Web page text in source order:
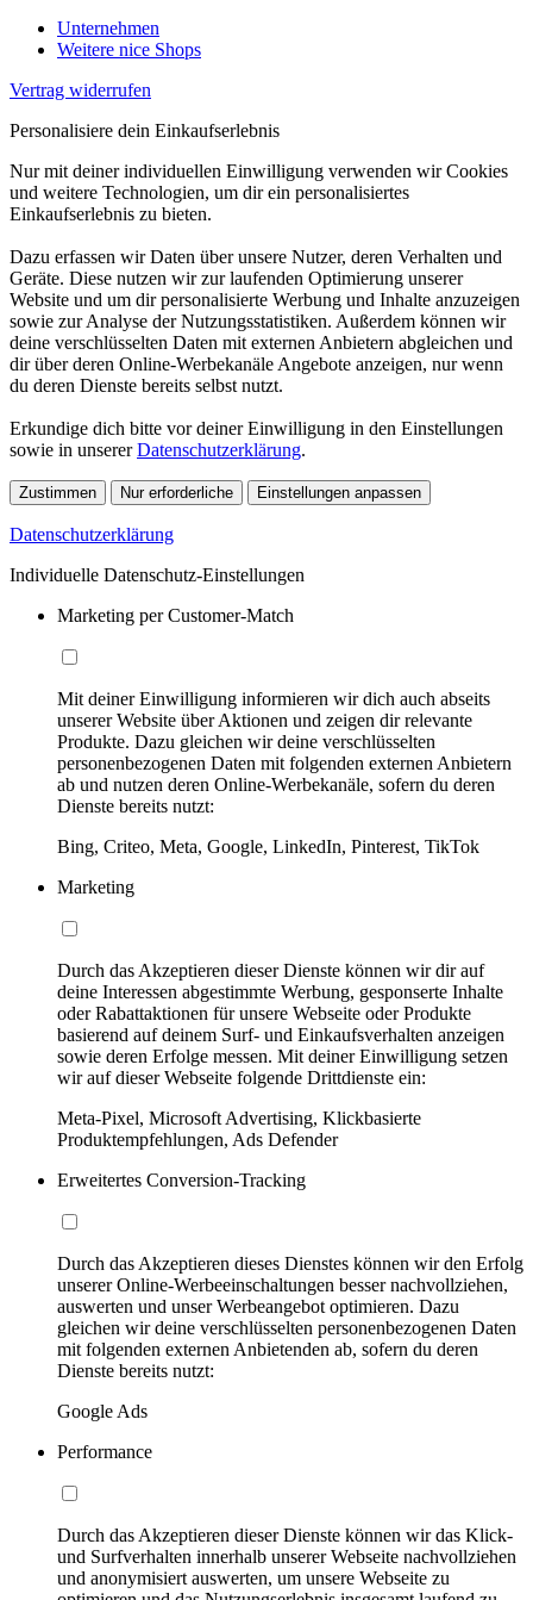
Unternehmen
Weitere nice Shops
Vertrag widerrufen
Personalisiere dein Einkaufserlebnis
Nur mit deiner individuellen Einwilligung verwenden wir Cookies
und weitere Technologien, um dir ein personalisiertes
Einkaufserlebnis zu bieten.
Dazu erfassen wir Daten über unsere Nutzer, deren Verhalten und
Geräte. Diese nutzen wir zur laufenden Optimierung unserer
Website und um dir personalisierte Werbung und Inhalte anzuzeigen
sowie zur Analyse der Nutzungsstatistiken. Außerdem können wir
deine verschlüsselten Daten mit externen Anbietern abgleichen und
dir über deren Online-Werbekanäle Angebote anzeigen, nur wenn
du deren Dienste bereits selbst nutzt.
Erkundige dich bitte vor deiner Einwilligung in den Einstellungen
sowie in unsererDatenschutzerklärung.
Zustimmen Nur erforderliche Einstellungen anpassen
Datenschutzerklärung
Individuelle Datenschutz-Einstellungen
Marketing per Customer-Match
Mit deiner Einwilligung informieren wir dich auch abseits
unserer Website über Aktionen und zeigen dir relevante
Produkte. Dazu gleichen wir deine verschlüsselten
personenbezogenen Daten mit folgenden externen Anbietern
ab und nutzen deren Online-Werbekanäle, sofern du deren
Dienste bereits nutzt:
Bing, Criteo, Meta, Google, LinkedIn, Pinterest, TikTok
Marketing
Durch das Akzeptieren dieser Dienste können wir dir auf
deine Interessen abgestimmte Werbung, gesponserte Inhalte
oder Rabattaktionen für unsere Webseite oder Produkte
basierend auf deinem Surf- und Einkaufsverhalten anzeigen
sowie deren Erfolge messen. Mit deiner Einwilligung setzen
wir auf dieser Webseite folgende Drittdienste ein:
Meta-Pixel, Microsoft Advertising, Klickbasierte
Produktempfehlungen, Ads Defender
Erweitertes Conversion-Tracking
Durch das Akzeptieren dieses Dienstes können wir den Erfolg
unserer Online-Werbeeinschaltungen besser nachvollziehen,
auswerten und unser Werbeangebot optimieren. Dazu
gleichen wir deine verschlüsselten personenbezogenen Daten
mit folgenden externen Anbietenden ab, sofern du deren
Dienste bereits nutzt:
Google Ads
Performance
Durch das Akzeptieren dieser Dienste können wir das Klick-
und Surfverhalten innerhalb unserer Webseite nachvollziehen
und anonymisiert auswerten, um unsere Webseite zu